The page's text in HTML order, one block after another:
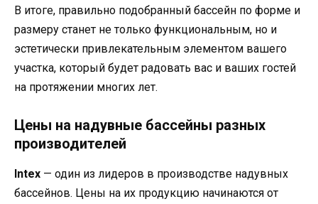
В итоге, правильно подобранный бассейн по форме и
размеру станет не только функциональным, но и
эстетически привлекательным элементом вашего
участка, который будет радовать вас и ваших гостей
на протяжении многих лет.
Цены на надувные бассейны разных
производителей
Intex — один из лидеров в производстве надувных
бассейнов. Цены на их продукцию начинаются от